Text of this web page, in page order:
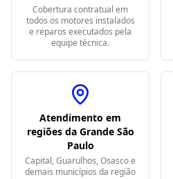
Cobertura contratual em
todos os motores instalados
e reparos executados pela
equipe técnica.
Atendimento em
regiões da Grande São
Paulo
Capital, Guarulhos, Osasco e
demais municípios da região